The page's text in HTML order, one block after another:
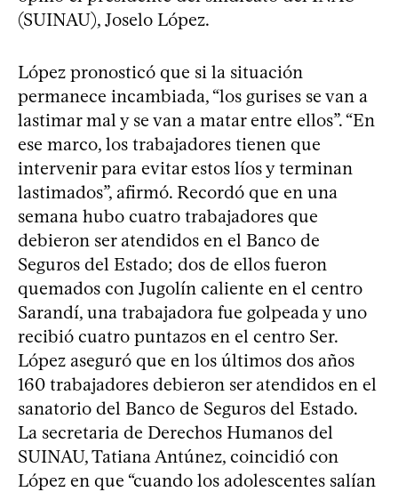
(SUINAU), Joselo López.
López pronosticó que si la situación
permanece incambiada, “los gurises se van a
lastimar mal y se van a matar entre ellos”. “En
ese marco, los trabajadores tienen que
intervenir para evitar estos líos y terminan
lastimados”, afirmó. Recordó que en una
semana hubo cuatro trabajadores que
debieron ser atendidos en el Banco de
Seguros del Estado; dos de ellos fueron
quemados con Jugolín caliente en el centro
Sarandí, una trabajadora fue golpeada y uno
recibió cuatro puntazos en el centro Ser.
López aseguró que en los últimos dos años
160 trabajadores debieron ser atendidos en el
sanatorio del Banco de Seguros del Estado.
La secretaria de Derechos Humanos del
SUINAU, Tatiana Antúnez, coincidió con
López en que “cuando los adolescentes salían